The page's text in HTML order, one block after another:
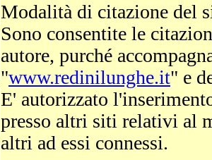
Modalità di citazione del
Sono consentite le
autore, purché
"www.redinilunghe.it" e
E' autorizzato
presso altri siti relativi al
altri ad essi connessi.